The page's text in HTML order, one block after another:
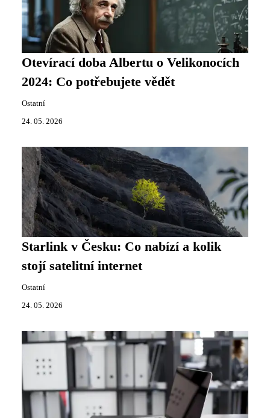
Otevírací doba Albertu o Velikonocích
2024: Co potřebujete vědět
Ostatní
24. 05. 2026
Starlink v Česku: Co nabízí a kolik
stojí satelitní internet
Ostatní
24. 05. 2026